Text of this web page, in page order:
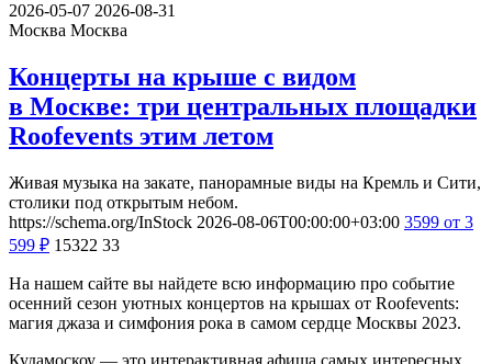
2026-05-07 2026-08-31
Москва Москва
Концерты на крыше с видом
в Москве: три центральных площадки
Roofevents этим летом
Живая музыка на закате, панорамные виды на Кремль и Сити,
столики под открытым небом.
https://schema.org/InStock 2026-08-06T00:00:00+03:00 3599 от 3
599 ₽ 15322 33
На нашем сайте вы найдете всю информацию про событие
осенний сезон уютных концертов на крышах от Roofevents:
магия джаза и симфония рока в самом сердце Москвы 2023.